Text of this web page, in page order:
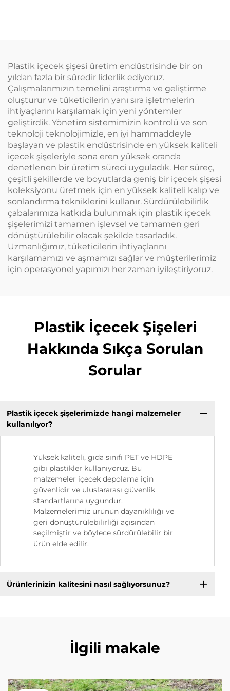
Plastik içecek şişesi üretim endüstrisinde bir on
yıldan fazla bir süredir liderlik ediyoruz.
Çalışmalarımızın temelini araştırma ve geliştirme
oluşturur ve tüketicilerin yanı sıra işletmelerin
ihtiyaçlarını karşılamak için yeni yöntemler
geliştirdik. Yönetim sistemimizin kontrolü ve son
teknoloji teknolojimizle, en iyi hammaddeyle
başlayan ve plastik endüstrisinde en yüksek kaliteli
içecek şişeleriyle sona eren yüksek oranda
denetlenen bir üretim süreci uyguladık. Her süreç,
çeşitli şekillerde ve boyutlarda geniş bir içecek şişesi
koleksiyonu üretmek için en yüksek kaliteli kalıp ve
sonlandırma tekniklerini kullanır. Sürdürülebilirlik
çabalarımıza katkıda bulunmak için plastik içecek
şişelerimizi tamamen işlevsel ve tamamen geri
dönüştürülebilir olacak şekilde tasarladık.
Uzmanlığımız, tüketicilerin ihtiyaçlarını
karşılamamızı ve aşmamızı sağlar ve müşterilerimiz
için operasyonel yapımızı her zaman iyileştiriyoruz.
Plastik İçecek Şişeleri
Hakkında Sıkça Sorulan
Sorular
Plastik içecek şişelerimizde hangi malzemeler
kullanılıyor?
Yüksek kaliteli, gıda sınıfı PET ve HDPE
gibi plastikler kullanıyoruz. Bu
malzemeler içecek depolama için
güvenlidir ve uluslararası güvenlik
standartlarına uygundur.
Malzemelerimiz ürünün dayanıklılığı ve
geri dönüştürülebilirliği açısından
seçilmiştir ve böylece sürdürülebilir bir
ürün elde edilir.
Ürünlerinizin kalitesini nasıl sağlıyorsunuz?
İlgili makale